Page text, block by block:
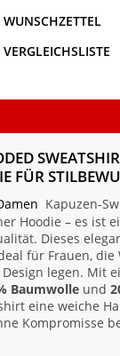
WUNSCHZETTEL
VERGLEICHSLISTE
FÜR
Kapuzen-
Hoodie – es ist
Dieses
für Frauen, die
legen. Mit
Baumwolle und
eine weiche
Kompromisse